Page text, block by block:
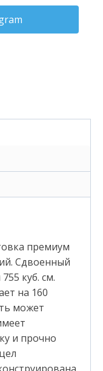
премиум
Сдвоенный
куб. см.
на 160
может
и прочно